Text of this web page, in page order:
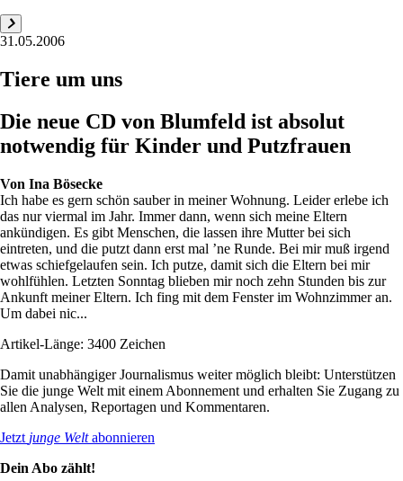
31.05.2006
Tiere um uns
Die neue CD von Blumfeld ist absolut
notwendig für Kinder und Putzfrauen
Von Ina Bösecke
Ich habe es gern schön sauber in meiner Wohnung. Leider erlebe ich
das nur viermal im Jahr. Immer dann, wenn sich meine Eltern
ankündigen. Es gibt Menschen, die lassen ihre Mutter bei sich
eintreten, und die putzt dann erst mal ’ne Runde. Bei mir muß irgend
etwas schiefgelaufen sein. Ich putze, damit sich die Eltern bei mir
wohlfühlen. Letzten Sonntag blieben mir noch zehn Stunden bis zur
Ankunft meiner Eltern. Ich fing mit dem Fenster im Wohnzimmer an.
Um dabei nic...
Artikel-Länge: 3400 Zeichen
Damit unabhängiger Journalismus weiter möglich bleibt: Unterstützen
Sie die junge Welt mit einem Abonnement und erhalten Sie Zugang zu
allen Analysen, Reportagen und Kommentaren.
Jetzt junge Weltabonnieren
Dein Abo zählt!